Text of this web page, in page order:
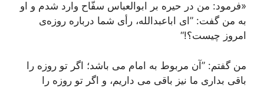
«فرمود: من در حیره بر ابوالعباس سفّاح وارد شدم و او
به من گفت: ”ای اباعبدالله، رأی شما درباره روزه‌ی
امروز چیست؟!“
من گفتم: ”آن مربوط به امام می باشد؛ اگر تو روزه را
باقی بداری ما نیز باقی می داریم، و اگر تو روزه را